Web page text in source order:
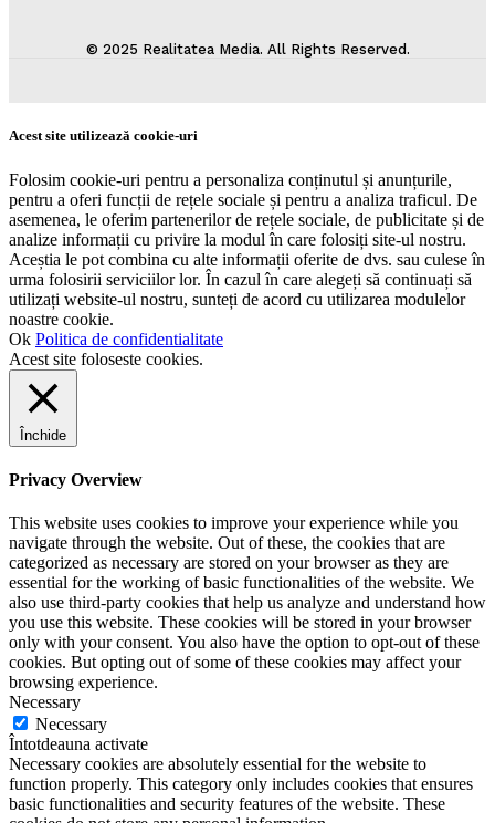
© 2025 Realitatea Media. All Rights Reserved.
Acest site utilizează cookie-uri
Folosim cookie-uri pentru a personaliza conținutul și anunțurile,
pentru a oferi funcții de rețele sociale și pentru a analiza traficul. De
asemenea, le oferim partenerilor de rețele sociale, de publicitate și de
analize informații cu privire la modul în care folosiți site-ul nostru.
Aceștia le pot combina cu alte informații oferite de dvs. sau culese în
urma folosirii serviciilor lor. În cazul în care alegeți să continuați să
utilizați website-ul nostru, sunteți de acord cu utilizarea modulelor
noastre cookie.
Ok Politica de confidentialitate
Acest site foloseste cookies.
Închide
Privacy Overview
This website uses cookies to improve your experience while you
navigate through the website. Out of these, the cookies that are
categorized as necessary are stored on your browser as they are
essential for the working of basic functionalities of the website. We
also use third-party cookies that help us analyze and understand how
you use this website. These cookies will be stored in your browser
only with your consent. You also have the option to opt-out of these
cookies. But opting out of some of these cookies may affect your
browsing experience.
Necessary
Necessary
Întotdeauna activate
Necessary cookies are absolutely essential for the website to
function properly. This category only includes cookies that ensures
basic functionalities and security features of the website. These